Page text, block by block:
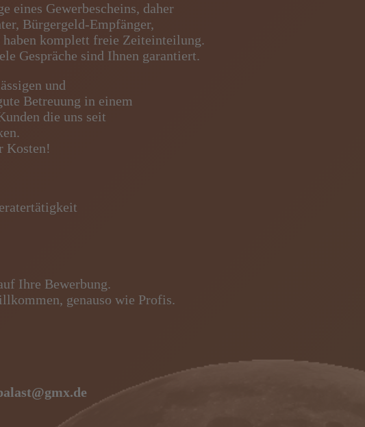
eines Gewerbescheins, daher
Bürgergeld-Empfänger,
komplett freie Zeiteinteilung.
Gespräche sind Ihnen garantiert.
und
Betreuung in einem
die uns seit
Kosten!
Ihre Bewerbung.
genauso wie Profis.